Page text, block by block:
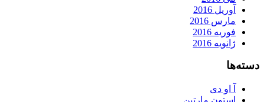
آوریل 2016
مارس 2016
فوریه 2016
ژانویه 2016
دسته‌ها
آ او دی
استون مارتین